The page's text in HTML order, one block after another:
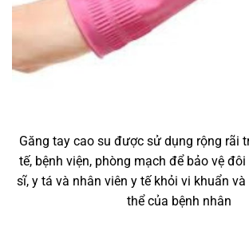
Găng tay cao su được sử dụng rộng rãi
tế, bệnh viện, phòng mạch để bảo vệ
sĩ, y tá và nhân viên y tế khỏi vi khuẩn
thể của bệnh nhân